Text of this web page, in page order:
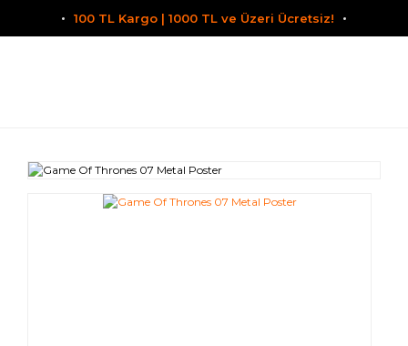
100 TL Kargo | 1000 TL ve Üzeri Ücretsiz!